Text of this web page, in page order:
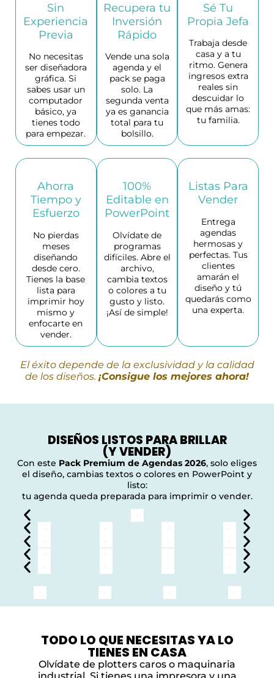
Sin
Experiencia
Previa
No necesitas
ser diseñadora
gráfica. Si
sabes usar un
computador
básico, ya
tienes todo
para empezar.
Recupera tu
Inversión
Rápido
Vende una sola
agenda y el
pack se paga
solo. La
segunda venta
ya es ganancia
total para tu
bolsillo.
Sé Tu
Propia Jefa
Trabaja desde
casa y a tu
ritmo. Genera
ingresos extra
reales sin
descuidar lo
que más amas:
tu familia.
Ahorra
Tiempo y
Esfuerzo
No pierdas
meses
diseñando
desde cero.
Tienes la base
lista para
imprimir hoy
mismo y
enfocarte en
vender.
100%
Editable en
PowerPoint
Olvídate de
programas
difíciles. Abre el
archivo,
cambia textos
o colores a tu
gusto y listo.
¡Así de simple!
Listas Para
Vender
Entrega
agendas
hermosas y
perfectas. Tus
clientes
amarán el
diseño y tú
quedarás como
una experta.
El éxito depende de la exclusividad y la calidad
de los diseños. ¡Consigue los mejores ahora!
DISEÑOS LISTOS PARA BRILLAR
(Y VENDER)
Con este Pack Premium de Agendas 2026, solo eliges
el diseño, cambias textos o colores en PowerPoint y
listo:
tu agenda queda preparada para imprimir o vender.
TODO LO QUE NECESITAS YA LO
TIENES EN CASA
Olvídate de plotters caros o maquinaria